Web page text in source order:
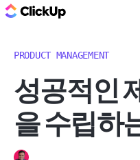
PRODUCT MANAGEMENT
성공적인
을 수립하